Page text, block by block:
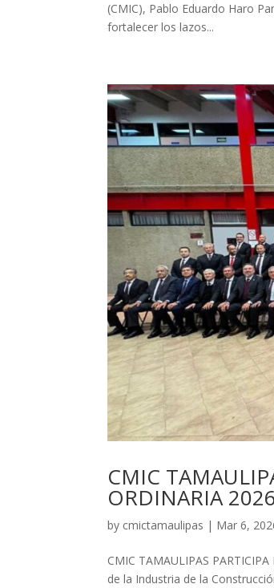
(CMIC), Pablo Eduardo Haro
fortalecer los lazos...
CMIC
ORDINARIA
by cmictamaulipas | Mar 6,
CMIC TAMAULIPAS
de la Industria de la